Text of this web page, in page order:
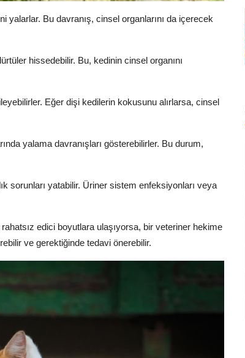
yalarlar. Bu davranış, cinsel organlarını da içerecek
hissedebilir. Bu, kedinin cinsel organını
Eğer dişi kedilerin kokusunu alırlarsa, cinsel
yalama davranışları gösterebilirler. Bu durum,
sorunları yatabilir. Üriner sistem enfeksiyonları veya
edici boyutlara ulaşıyorsa, bir veteriner hekime
ve gerektiğinde tedavi önerebilir.